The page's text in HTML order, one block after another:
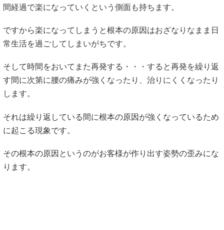
間経過で楽になっていくという側面も持ちます。
ですから楽になってしまうと根本の原因はおざなりなまま日
常生活を過ごしてしまいがちです。
そして時間をおいてまた再発する・・・すると再発を繰り返
す間に次第に腰の痛みが強くなったり、治りにくくなったり
します。
それは繰り返している間に根本の原因が強くなっているため
に起こる現象です。
その根本の原因というのがお客様が作り出す姿勢の歪みにな
ります。